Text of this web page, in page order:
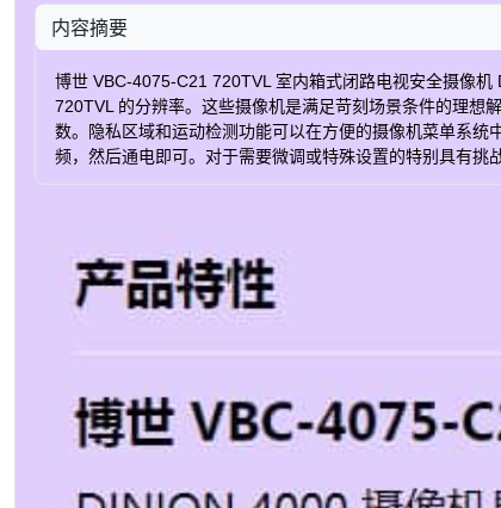
内容摘要
博世 VBC-4075-C21 720TVL 室内箱式闭路电视安全摄像
720TVL 的分辨率。这些摄像机是满足苛刻场景条件的理想
数。隐私区域和运动检测功能可以在方便的摄像机菜单系
频，然后通电即可。对于需要微调或特殊设置的特别具有